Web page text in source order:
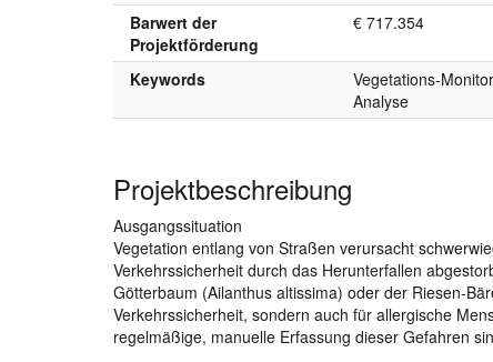
Barwert der
Projektförderung
€ 717.354
Keywords
Vegetations-
Analyse
Projektbeschreibung
Ausgangssituation
Vegetation entlang von Straßen verursacht
Verkehrssicherheit durch das Herunterfallen
Götterbaum (Ailanthus altissima) oder der Riesen-
Verkehrssicherheit, sondern auch für allergische
regelmäßige, manuelle Erfassung dieser Gefahren